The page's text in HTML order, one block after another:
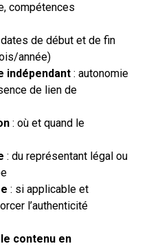
compétences
de début et de fin
année)
indépendant : autonomie
de lien de
: où et quand le
: du représentant légal ou
: si applicable et
l’authenticité
contenu en